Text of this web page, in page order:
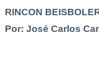
RINCON
Por: José Carlos